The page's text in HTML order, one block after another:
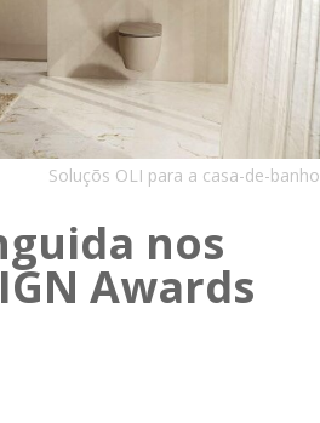
Soluçõs OLI para a casa-de-banho
nos
Awards